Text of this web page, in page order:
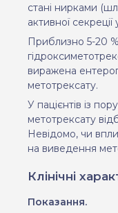
стані нирками
активної
Приблизно 5-20
виражена
метотрексату.
У пацієнтів із
метотрексату
Невідомо, чи
на виведення
Клінічні
Показання.